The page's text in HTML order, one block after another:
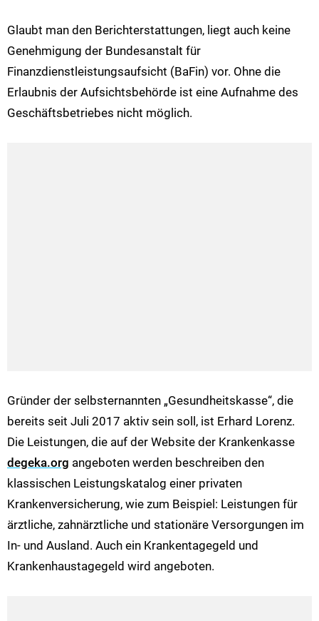
Glaubt man den Berichterstattungen, liegt auch keine
Genehmigung der Bundesanstalt für
Finanzdienstleistungsaufsicht (BaFin) vor. Ohne die
Erlaubnis der Aufsichtsbehörde ist eine Aufnahme des
Geschäftsbetriebes nicht möglich.
Gründer der selbsternannten „Gesundheitskasse“, die
bereits seit Juli 2017 aktiv sein soll, ist Erhard Lorenz.
Die Leistungen, die auf der Website der Krankenkasse
degeka.org angeboten werden beschreiben den
klassischen Leistungskatalog einer privaten
Krankenversicherung, wie zum Beispiel: Leistungen für
ärztliche, zahnärztliche und stationäre Versorgungen im
In- und Ausland. Auch ein Krankentagegeld und
Krankenhaustagegeld wird angeboten.